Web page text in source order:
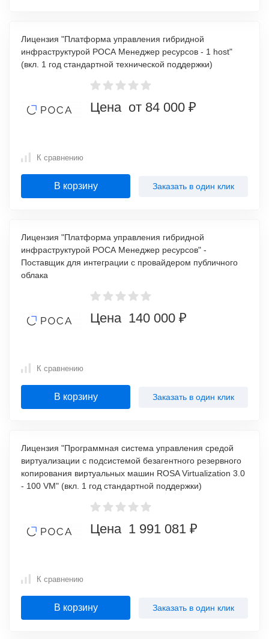
Лицензия "Платформа управления гибридной
инфраструктурой РОСА Менеджер ресурсов - 1 host"
(вкл. 1 год стандартной технической поддержки)
Цена от 84 000 ₽
К сравнению
В корзину Заказать в один клик
Лицензия "Платформа управления гибридной
инфраструктурой РОСА Менеджер ресурсов" -
Поставщик для интеграции с провайдером публичного
облака
Цена 140 000 ₽
К сравнению
В корзину Заказать в один клик
Лицензия "Программная система управления средой
виртуализации с подсистемой безагентного резервного
копирования виртуальных машин ROSA Virtualization 3.0
- 100 VM" (вкл. 1 год стандартной поддержки)
Цена 1 991 081 ₽
К сравнению
В корзину Заказать в один клик